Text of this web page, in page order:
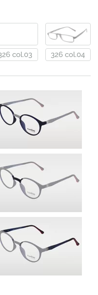
col.03 326 col.04